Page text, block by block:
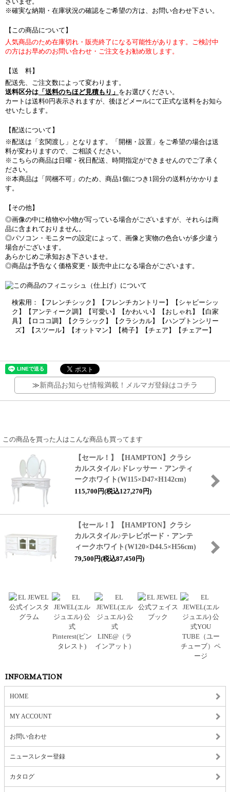
※確実な納期・在庫状況の確認をご希望の方は、お問い合わせ下さい。
【この商品について】
人気商品のため在庫切れ・販売終了になる可能性があります。ご検討中
の方はお早めのお問い合わせ・ご注文をお勧め致します。
【送 料】
配送先、ご注文数によって変わります。
送料区分は 「送料のちほど見積もり」 をお選びください。
カートは送料0円表示されますが、後ほどメールにて正式な送料をお知ら
せいたします。
【配送について】
※配送は「玄関渡し」となります。「開梱・設置」をご希望の場合は送
料が変わりますので、ご相談ください。
※こちらの商品は日曜・祝日配送、時間指定ができませんのでご了承く
ださい。
※本商品は「同梱不可」のため、商品1個につき1回分の送料がかかりま
す。
【その他】
◎画像の中に植物や小物が写っている場合がございますが、それらは商
品に含まれておりません。
◎パソコン・モニターの設定によって、画像と実物の色合いが多少違う
場合がございます。
あらかじめご承知おき下さいませ。
◎商品は予告なく価格変更・販売中止になる場合がございます。
検索用：【フレンチシック】【フレンチカントリー】【シャビーシッ
ク】【アンティーク調】【可愛い】【かわいい】【おしゃれ】【白家
具】【ロココ調】【クラシック】【クラシカル】【ハンプトンシリー
ズ】【スツール】【オットマン】【椅子】【チェア】【チェアー】
≫新商品お知らせ情報満載！メルマガ登録はコチラ
この商品を買った人はこんな商品も買ってます
【セール！】【HAMPTON】クラシ
カルスタイル♪ドレッサー・アンティ
ークホワイト(W115×D47×H142cm)
115,700円(税込127,270円)
【セール！】【HAMPTON】クラシ
カルスタイル♪テレビボード・アンテ
ィークホワイト(W120×D44.5×H56cm)
79,500円(税込87,450円)
INFORMATION
HOME
MY ACCOUNT
お問い合わせ
ニュースレター登録
カタログ